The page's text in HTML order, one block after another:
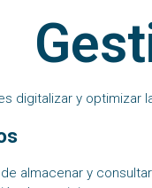
digitalizar y
almacenar y